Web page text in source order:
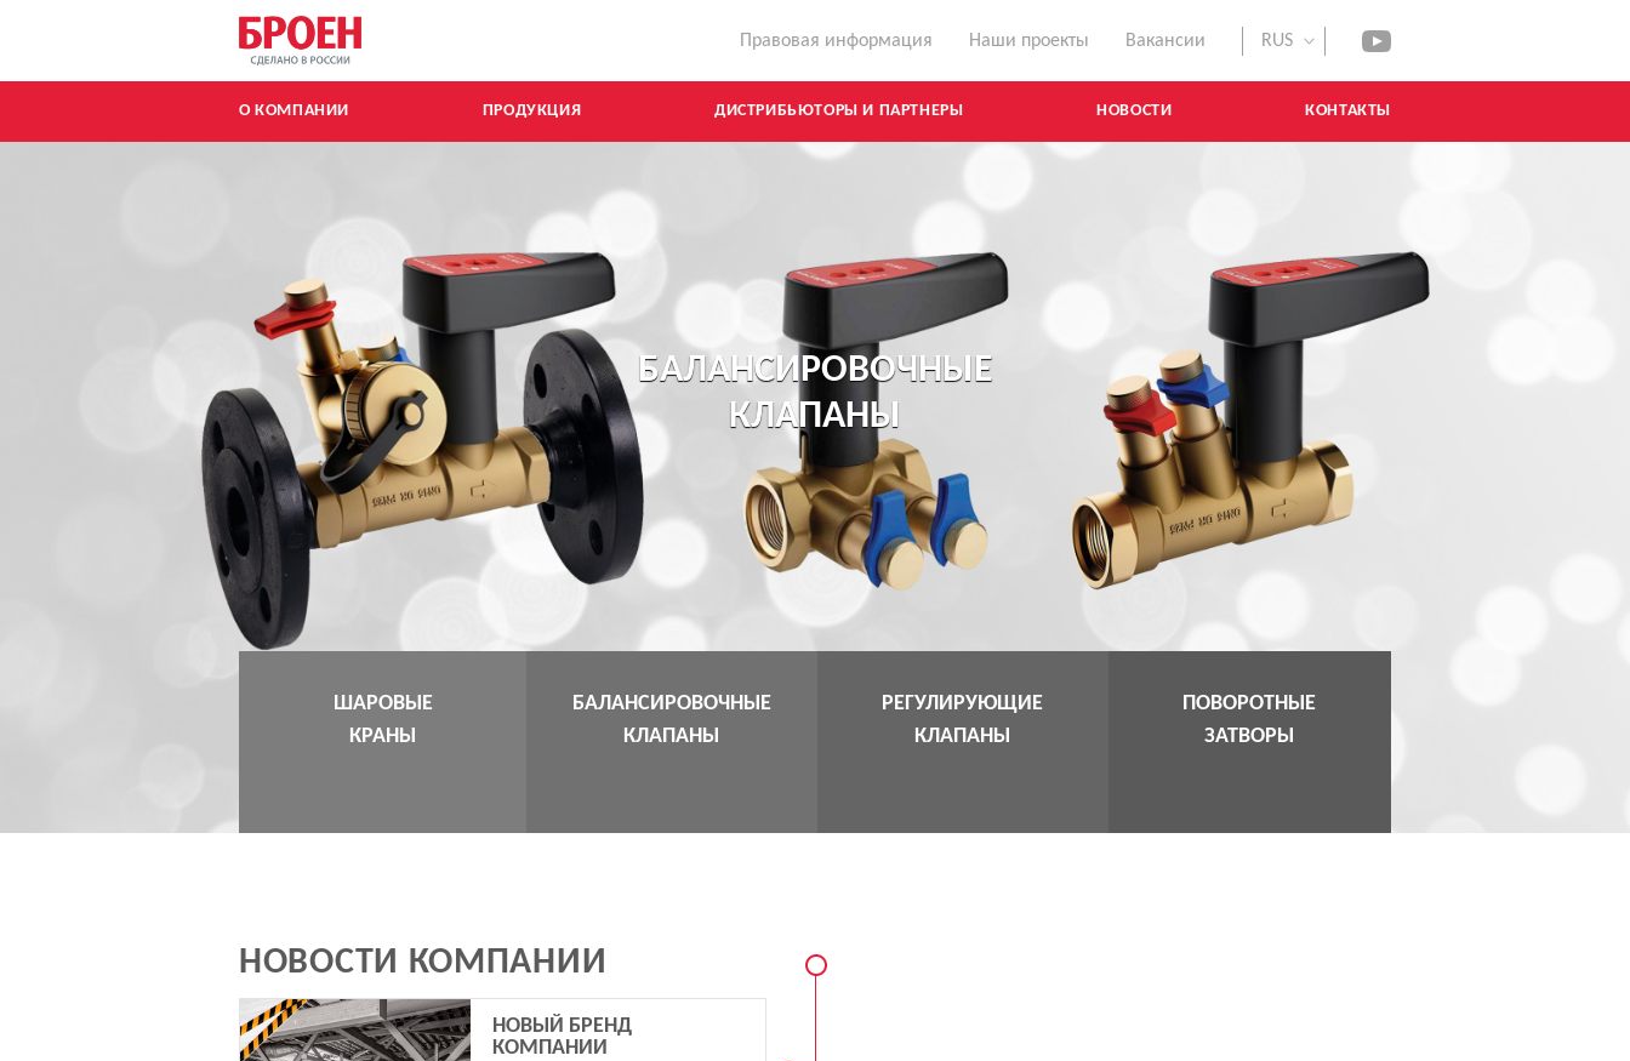
Главная страницы
Правовая информация Наши проекты Вакансии RUS
youtube
О КОМПАНИИ ПРОДУКЦИЯ ДИСТРИБЬЮТОРЫ И ПАРТНЕРЫ НОВОСТИ КОНТАКТЫ
БАЛАНСИРОВОЧНЫЕ
КЛАПАНЫ
ШАРОВЫЕ
КРАНЫ
БАЛАНСИРОВОЧНЫЕ
КЛАПАНЫ
РЕГУЛИРУЮЩИЕ
КЛАПАНЫ
ПОВОРОТНЫЕ
ЗАТВОРЫ
НОВОСТИ КОМПАНИИ
НОВЫЙ БРЕНД
КОМПАНИИ